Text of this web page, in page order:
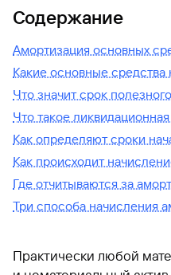
Содержание
Амортизация основных
Какие основные средства
Что значит срок
Что такое
Как определяют сроки
Как происходит
Где отчитываются за
Три способа начисления
Практически любой